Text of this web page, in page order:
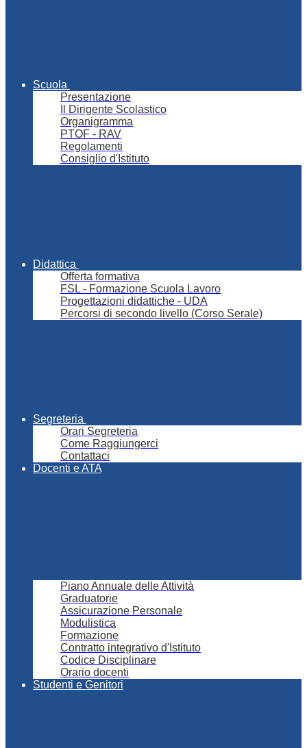
Scuola
Presentazione
Il Dirigente Scolastico
Organigramma
PTOF - RAV
Regolamenti
Consiglio d'Istituto
Didattica
Offerta formativa
FSL - Formazione Scuola Lavoro
Progettazioni didattiche - UDA
Percorsi di secondo livello (Corso Serale)
Segreteria
Orari Segreteria
Come Raggiungerci
Contattaci
Docenti e ATA
Piano Annuale delle Attività
Graduatorie
Assicurazione Personale
Modulistica
Formazione
Contratto integrativo d'Istituto
Codice Disciplinare
Orario docenti
Studenti e Genitori